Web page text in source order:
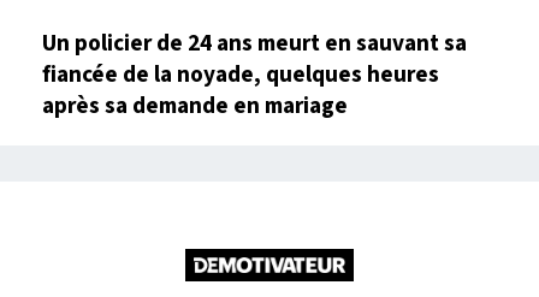
Un policier de 24 ans meurt en sauvant sa
fiancée de la noyade, quelques heures
après sa demande en mariage